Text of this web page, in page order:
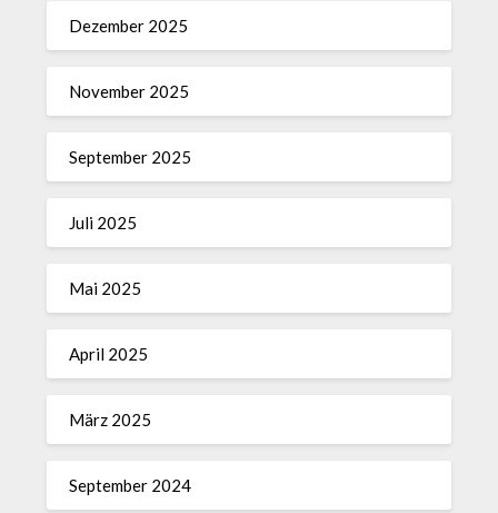
Dezember 2025
November 2025
September 2025
Juli 2025
Mai 2025
April 2025
März 2025
September 2024